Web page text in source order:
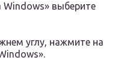
Windows» выберите
углу, нажмите на